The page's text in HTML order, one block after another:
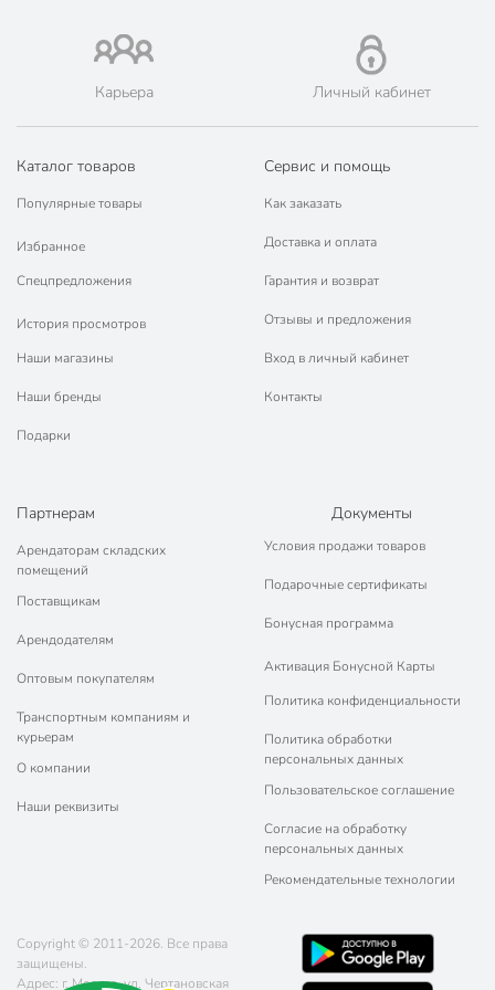
Страна производства
Китай
рулон
Материал
Цвет
серый
Дизайн
рисунок
Размер, см
2000х80 см
Артикул производителя
QS-3008A
Модель
Вес в упаковке
Карьера Личный кабинет
Каталог товаров
Популярные товары
Избранное
Спецпредложения
История просмотров
Наши магазины
Наши бренды
Подарки
Сервис и помощь
Как заказать
Доставка и оплата
Гарантия и возврат
Отзывы и предложения
Вход в личный кабинет
Контакты
Партнерам
Арендаторам складских
помещений
Поставщикам
Арендодателям
Оптовым покупателям
Транспортным компаниям и
курьерам
О компании
Наши реквизиты
Документы
Условия продажи товаров
Подарочные сертификаты
Бонусная программа
Активация Бонусной Карты
Политика конфиденциальности
Политика обработки
персональных данных
Пользовательское соглашение
Согласие на обработку
персональных данных
Рекомендательные технологии
Copyright © 2011-2026. Все права
защищены.
Адрес: г. Москва, ул. Чертановская